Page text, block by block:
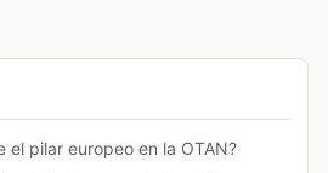
el pilar europeo en la OTAN?